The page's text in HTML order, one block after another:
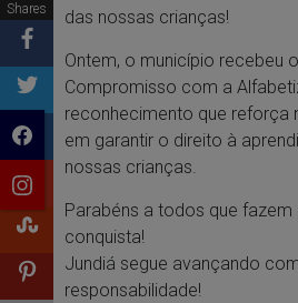
das nossas crianças!
Ontem, o município recebeu
Compromisso com a
reconhecimento que reforça
em garantir o direito à
nossas crianças.
Parabéns a todos que fazem
conquista!
Jundiá segue avançando
responsabilidade!
Shares